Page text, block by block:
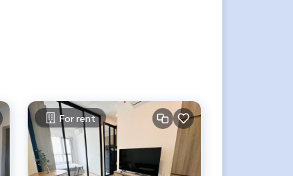
For rent